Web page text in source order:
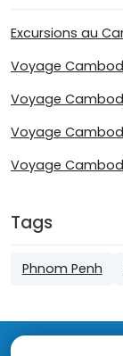
Excursions au
Voyage
Voyage
Voyage
Voyage
Tags
Phnom Penh